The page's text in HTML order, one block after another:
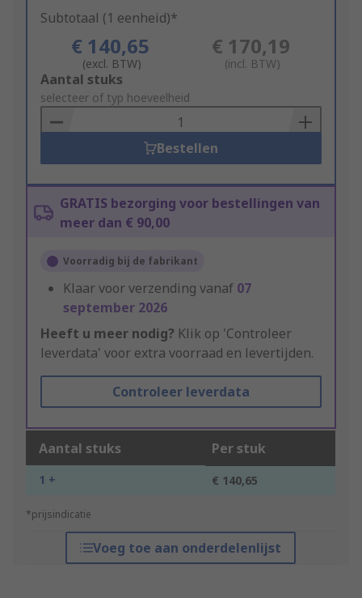
Subtotaal (1 eenheid)*
€ 140,65
(excl. BTW)
€ 170,19
(incl. BTW)
Add
to
Basket
Aantal stuks
selecteer of typ hoeveelheid
Bestellen
GRATIS bezorging voor bestellingen van
meer dan € 90,00
Voorradig bij de fabrikant
Klaar voor verzending vanaf 07
september 2026
Heeft u meer nodig? Klik op 'Controleer
leverdata' voor extra voorraad en levertijden.
Controleer leverdata
Aantal stuks Per stuk
1 + € 140,65
*prijsindicatie
Voeg toe aan onderdelenlijst